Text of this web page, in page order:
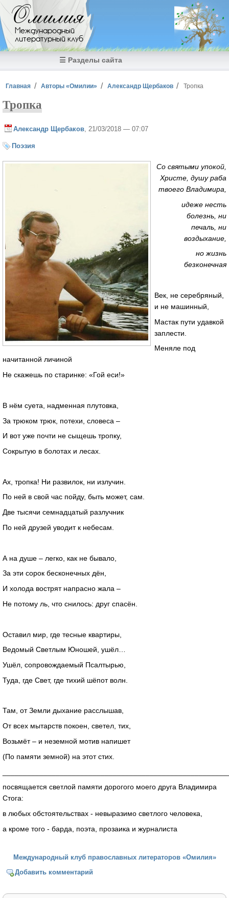
Перейти к основному содержанию
Омилия
Международный
литературный клуб
☰ Разделы сайта
Вы здесь
Главная Авторы «Омилии» Александр Щербаков Тропка
Тропка
Александр Щербаков , 21/03/2018 — 07:07
Поэзия
Со святыми упокой,
Христе, душу раба
твоего Владимира,
идеже несть
болезнь, ни
печаль, ни
воздыхание,
но жизнь
безконечная
Век, не серебряный,
и не машинный,
Мастак пути удавкой
заплести.
Меняле под
начитанной личиной
Не скажешь по старинке: «Гой еси!»
В нём суета, надменная плутовка,
За трюком трюк, потехи, словеса –
И вот уже почти не сыщешь тропку,
Сокрытую в болотах и лесах.
Ах, тропка! Ни развилок, ни излучин.
По ней в свой час пойду, быть может, сам.
Две тысячи семнадцатый разлучник
По ней друзей уводит к небесам.
А на душе – легко, как не бывало,
За эти сорок бесконечных дён,
И холода вострят напрасно жала –
Не потому ль, что снилось: друг спасён.
Оставил мир, где тесные квартиры,
Ведомый Светлым Юношей, ушёл…
Ушёл, сопровождаемый Псалтырью,
Туда, где Свет, где тихий шёпот волн.
Там, от Земли дыхание расслышав,
От всех мытарств покоен, светел, тих,
Возьмёт – и неземной мотив напишет
(По памяти земной) на этот стих.
посвящается светлой памяти дорогого моего друга Владимира
Стога:
в любых обстоятельствах - невыразимо светлого человека,
а кроме того - барда, поэта, прозаика и журналиста
Международный клуб православных литераторов «Омилия»
Добавить комментарий